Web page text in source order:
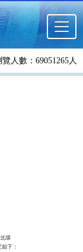
覽人數：69051265人
環
下：